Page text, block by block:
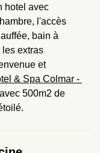
hotel avec
l'accès
bain à
les extras
et
& Spa Colmar -
500m2 de